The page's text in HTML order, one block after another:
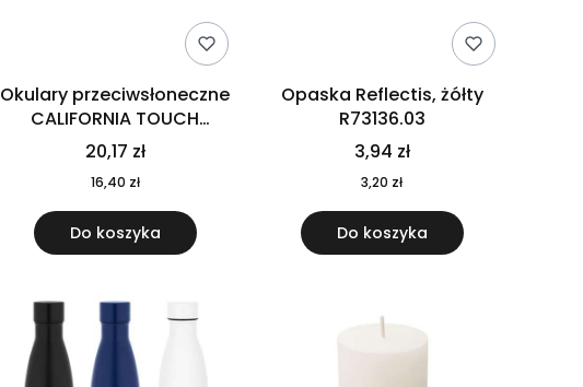
Okulary przeciwsłoneczne
CALIFORNIA TOUCH
MO9617-10
20,17 zł
16,40 zł
Do koszyka
Opaska Reflectis, żółty
R73136.03
3,94 zł
3,20 zł
Do koszyka